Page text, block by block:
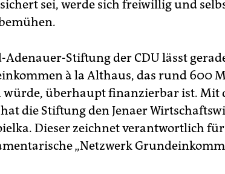
sei, werde sich freiwillig und
Adenauer-Stiftung der CDU lässt
à la Althaus, das rund 600
würde, überhaupt finanzierbar ist. Mit
die Stiftung den Jenaer
Dieser zeichnet verantwortlich für
„Netzwerk